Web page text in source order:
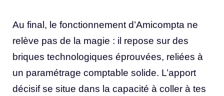
Au final, le fonctionnement d’Amicompta ne
relève pas de la magie : il repose sur des
briques technologiques éprouvées, reliées à
un paramétrage comptable solide. L’apport
décisif se situe dans la capacité à coller à tes